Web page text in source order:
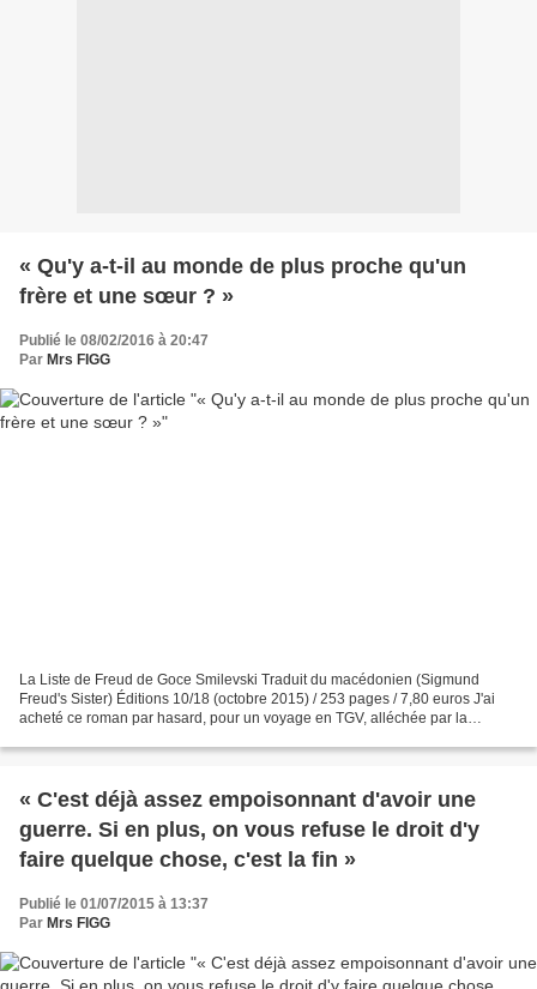
« Qu'y a-t-il au monde de plus proche qu'un
frère et une sœur ? »
Publié le 08/02/2016 à 20:47
Par Mrs FIGG
La Liste de Freud de Goce Smilevski Traduit du macédonien (Sigmund
Freud's Sister) Éditions 10/18 (octobre 2015) / 253 pages / 7,80 euros J'ai
acheté ce roman par hasard, pour un voyage en TGV, alléchée par la
« C'est déjà assez empoisonnant d'avoir une
guerre. Si en plus, on vous refuse le droit d'y
faire quelque chose, c'est la fin »
Publié le 01/07/2015 à 13:37
Par Mrs FIGG